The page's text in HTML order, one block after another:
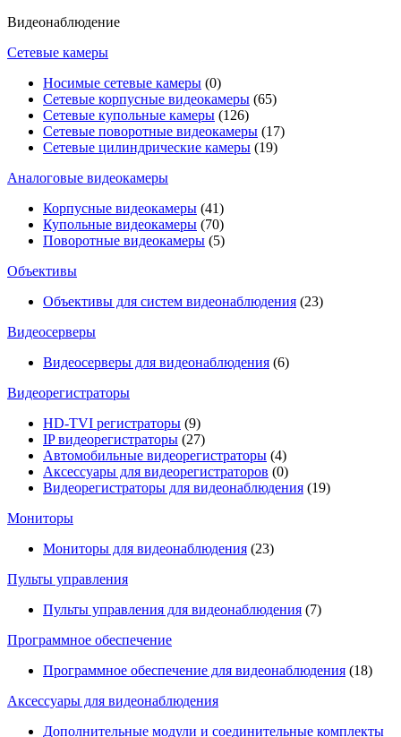
Видеонаблюдение
Сетевые камеры
Носимые сетевые камеры (0)
Сетевые корпусные видеокамеры (65)
Сетевые купольные камеры (126)
Сетевые поворотные видеокамеры (17)
Сетевые цилиндрические камеры (19)
Аналоговые видеокамеры
Корпусные видеокамеры (41)
Купольные видеокамеры (70)
Поворотные видеокамеры (5)
Объективы
Объективы для систем видеонаблюдения (23)
Видеосерверы
Видеосерверы для видеонаблюдения (6)
Видеорегистраторы
HD-TVI регистраторы (9)
IP видеорегистраторы (27)
Автомобильные видеорегистраторы (4)
Аксессуары для видеорегистраторов (0)
Видеорегистраторы для видеонаблюдения (19)
Мониторы
Мониторы для видеонаблюдения (23)
Пульты управления
Пульты управления для видеонаблюдения (7)
Программное обеспечение
Программное обеспечение для видеонаблюдения (18)
Аксессуары для видеонаблюдения
Дополнительные модули и соединительные комплекты